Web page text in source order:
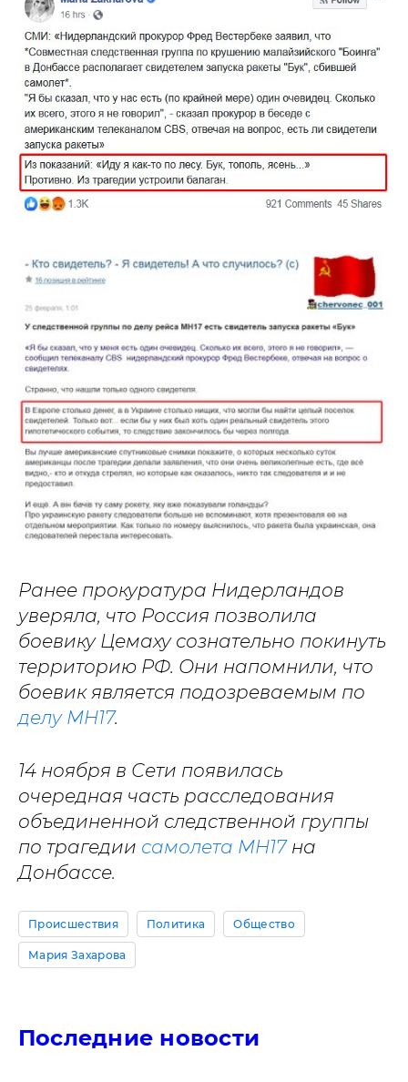
Ранее прокуратура Нидерландов
уверяла, что Россия позволила
боевику Цемаху сознательно покинуть
территорию РФ. Они напомнили, что
боевик является подозреваемым по
делу MH17.
14 ноября в Сети появилась
очередная часть расследования
объединенной следственной группы
по трагедии самолета MH17на
Донбассе.
Происшествия Политика Общество
Мария Захарова
Последние новости